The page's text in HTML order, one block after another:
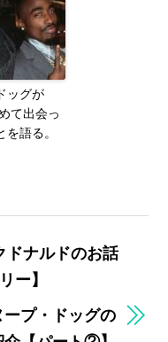
ッグが
て出会っ
語る。
ナルドのお話
ー】
プ・ドッグの